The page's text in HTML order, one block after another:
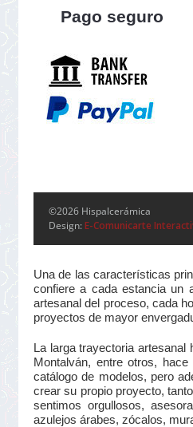
Pago seguro
©2026 Hispalcerámica
Design: E-Comunicarte
Una de las características
confiere a cada estancia un
artesanal del proceso, cada
proyectos de mayor
La larga trayectoria
Montalván, entre otros,
catálogo de modelos, pero
crear su propio proyecto,
sentimos orgullosos,
azulejos árabes, zócalos,